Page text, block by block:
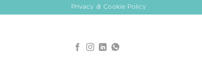
Privacy & Cookie Policy